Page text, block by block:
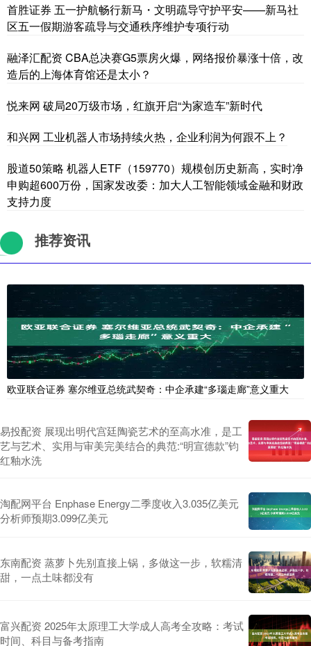
首胜证券 五一护航畅行新马・文明疏导守护平安——新马社
区五一假期游客疏导与交通秩序维护专项行动
融泽汇配资 CBA总决赛G5票房火爆，网络报价暴涨十倍，改
造后的上海体育馆还是太小？
悦来网 破局20万级市场，红旗开启“为家造车”新时代
和兴网 工业机器人市场持续火热，企业利润为何跟不上？
股道50策略 机器人ETF（159770）规模创历史新高，实时净
申购超600万份，国家发改委：加大人工智能领域金融和财政
支持力度
推荐资讯
欧亚联合证券 塞尔维亚总统武契奇：中企承建“多瑙走廊”意义重大
易投配资 展现出明代宫廷陶瓷艺术的至高水准，是工
艺与艺术、实用与审美完美结合的典范:“明宣德款”钧
红釉水洗
淘配网平台 Enphase Energy二季度收入3.035亿美元
分析师预期3.099亿美元
东南配资 蒸萝卜先别直接上锅，多做这一步，软糯清
甜，一点土味都没有
富兴配资 2025年太原理工大学成人高考全攻略：考试
时间、科目与备考指南